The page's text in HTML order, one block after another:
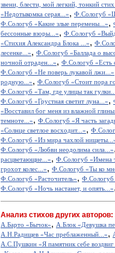
звени, блести, мой легкий, тонкий
«Недотыкомка серая...», Ф.Сологуб
Ф.Сологуб «Какие злые перемены...»,
бессонные взоры...», Ф.Сологуб
«Стихия Александра Блока ...»,
лесенке...», Ф.Сологуб «Баллада о
ночной отраден...», Ф.Сологуб «Есть
Ф.Сологуб «Не поверь лукавой лжи...»
родную...», Ф.Сологуб «Стоит пора
Ф.Сологуб «Там, где улицы так
Ф.Сологуб «Грустная светит луна...»,
«Восставил бог меня из влажной
темноте...», Ф.Сологуб «Я часть
«Солнце светлое восходит...»,
Ф.Сологуб «Из мира чахлой
Ф.Сологуб «Любви неодолима сила...»
расцветающие...», Ф.Сологуб «Имена
грохот колес...», Ф.Сологуб «Ты ко
Ф.Сологуб «Расточитель», Ф.Сологуб
Ф.Сологуб «Ночь настанет, и опять...»
Анализ стихов других авторов:
А.Барто «Бычок», А.Блок «Девушка
А.Н.Радищев «Час преблаженный...»,
А.С.Пушкин «Я памятник себе